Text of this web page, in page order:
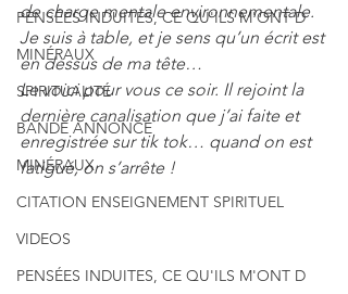
PENSÉES INDUITES, CE QU'ILS M'ONT D
MINÉRAUX
SPIRITUALITÉ
BANDE ANNONCE
MINÉRAUX
CITATION ENSEIGNEMENT SPIRITUEL
VIDEOS
PENSÉES INDUITES, CE QU'ILS M'ONT D
de charge mentale environnementale.
Je suis à table, et je sens qu’un écrit est
en dessus de ma tête…
Le voici pour vous ce soir. Il rejoint la
dernière canalisation que j’ai faite et
enregistrée sur tik tok… quand on est
fatigué, on s’arrête !